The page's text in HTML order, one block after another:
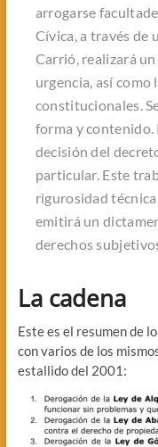
arrogarse
Cívica, a través de
Carrió, realizará
urgencia, así
constitucionales.
forma y contenido.
decisión del
particular. Este
rigurosidad
emitirá un
derechos
La cadena
Este es el resumen de
con varios de los
estallido del 2001: